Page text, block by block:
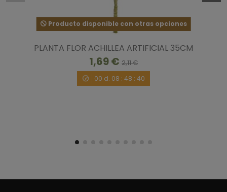
Producto disponible con otras opciones
PLANTA FLOR ACHILLEA ARTIFICIAL 35CM
1,69 € 2,11 €
00 d. 08 :48 :40